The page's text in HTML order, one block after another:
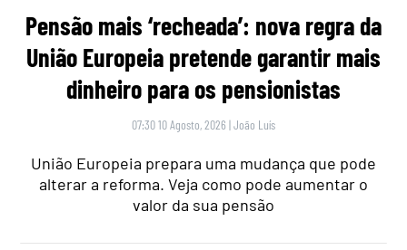
Pensão mais ‘recheada’: nova regra da
União Europeia pretende garantir mais
dinheiro para os pensionistas
07:30 10 Agosto, 2026 |João Luís
União Europeia prepara uma mudança que pode
alterar a reforma. Veja como pode aumentar o
valor da sua pensão